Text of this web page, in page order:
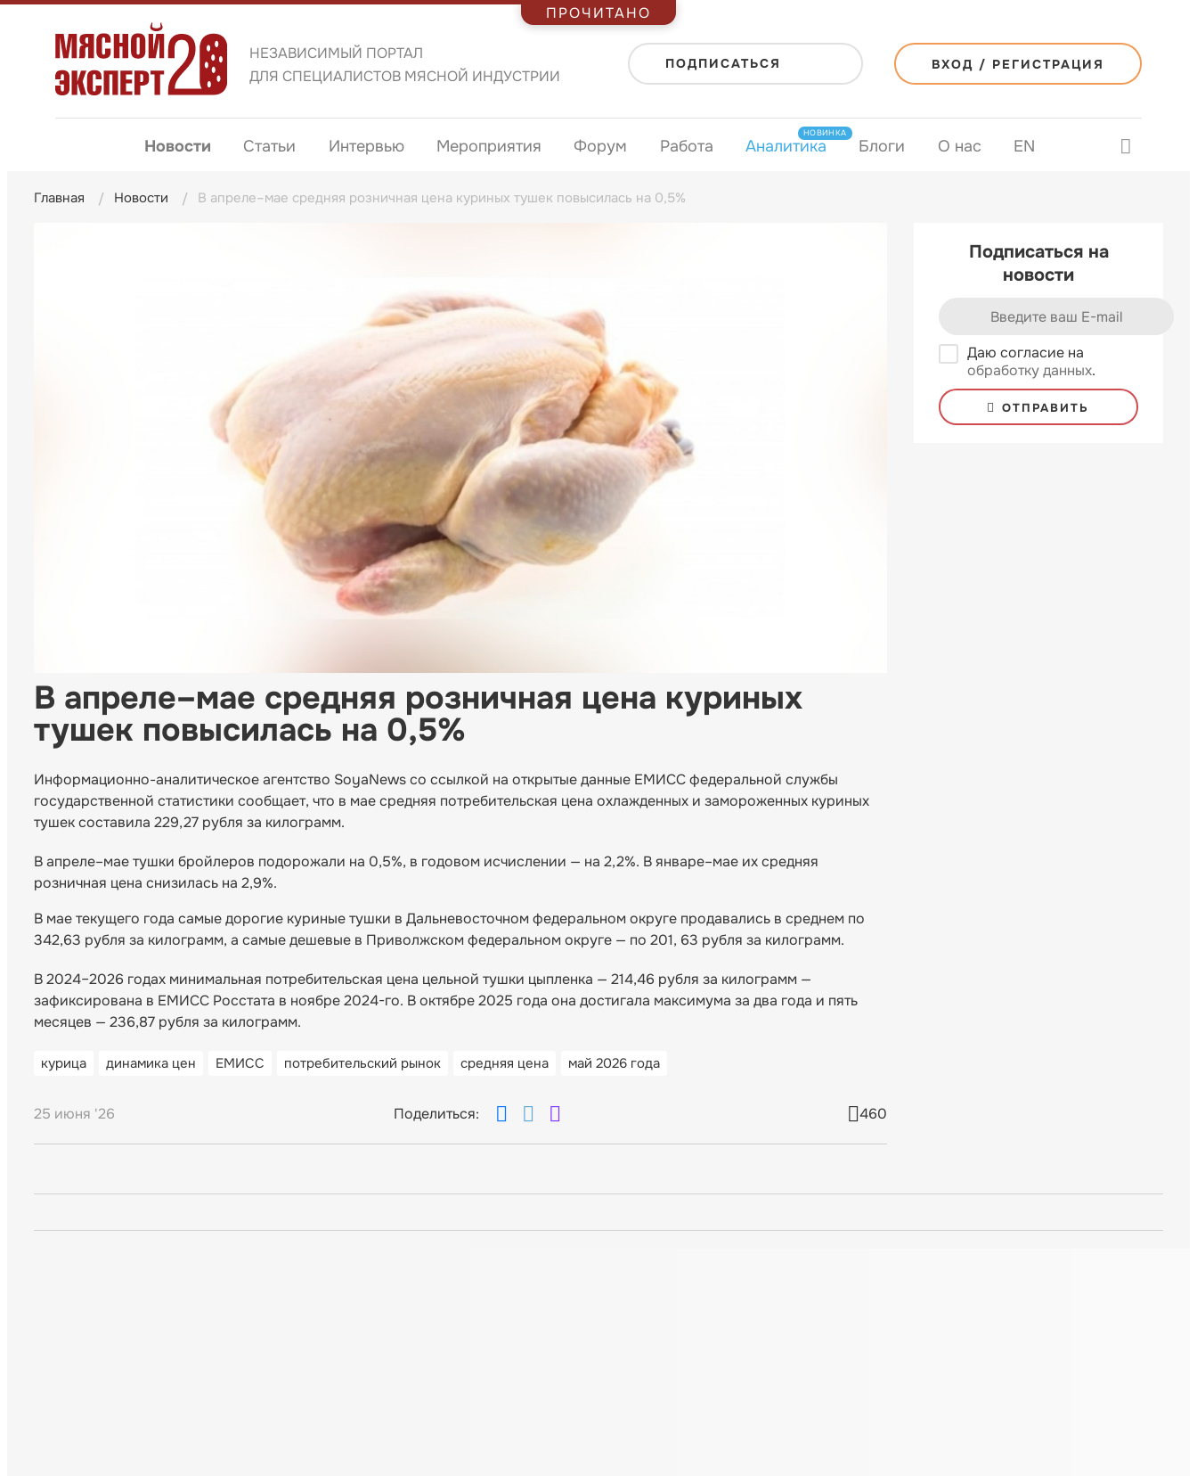
НЕЗАВИСИМЫЙ ПОРТАЛ
ДЛЯ СПЕЦИАЛИСТОВ МЯСНОЙ ИНДУСТРИИ
ПОДПИСАТЬСЯ ВХОД / РЕГИСТРАЦИЯ
Новости Статьи Интервью Мероприятия Форум Работа Аналитика
НОВИНКА
Блоги О нас EN
Главная Новости В апреле–мае средняя розничная цена куриных тушек повысилась на 0,5%
В апреле–мае средняя розничная цена куриных
тушек повысилась на 0,5%
Информационно-аналитическое агентство SoyaNews со ссылкой на открытые данные ЕМИСС федеральной службы
государственной статистики сообщает, что в мае средняя потребительская цена охлажденных и замороженных куриных
тушек составила 229,27 рубля за килограмм.
В апреле–мае тушки бройлеров подорожали на 0,5%, в годовом исчислении — на 2,2%. В январе–мае их средняя
розничная цена снизилась на 2,9%.
В мае текущего года самые дорогие куриные тушки в Дальневосточном федеральном округе продавались в среднем по
342,63 рубля за килограмм, а самые дешевые в Приволжском федеральном округе — по 201, 63 рубля за килограмм.
В 2024–2026 годах минимальная потребительская цена цельной тушки цыпленка — 214,46 рубля за килограмм —
зафиксирована в ЕМИСС Росстата в ноябре 2024-го. В октябре 2025 года она достигала максимума за два года и пять
месяцев — 236,87 рубля за килограмм.
курица динамика цен ЕМИСС потребительский рынок средняя цена май 2026 года
25 июня '26 Поделиться: 460
Подписаться на
новости
Даю согласие на
обработку данных.
ОТПРАВИТЬ
ПРОЧИТАНО